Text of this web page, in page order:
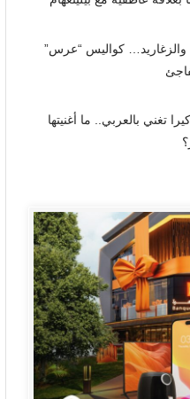
والزغاريد… كواليس “عرس”
تغني بالعربي.. ما أغنيتها